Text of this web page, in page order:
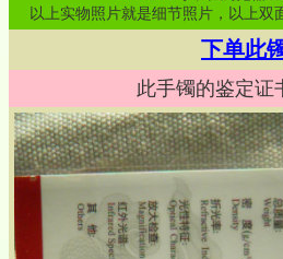
以上实物照片就是细节照片，以上双
下单此
此手镯的鉴定证